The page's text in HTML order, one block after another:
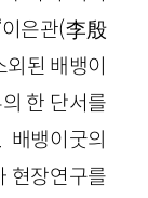
이은관(李殷
된 배뱅이
한 단서를
배뱅이굿의
현장연구를